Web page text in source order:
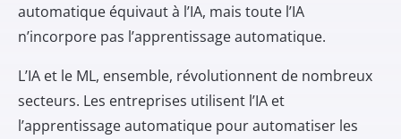
automatique équivaut à l’IA, mais toute l’IA
n’incorpore pas l’apprentissage automatique.
L’IA et le ML, ensemble, révolutionnent de nombreux
secteurs. Les entreprises utilisent l’IA et
l’apprentissage automatique pour automatiser les